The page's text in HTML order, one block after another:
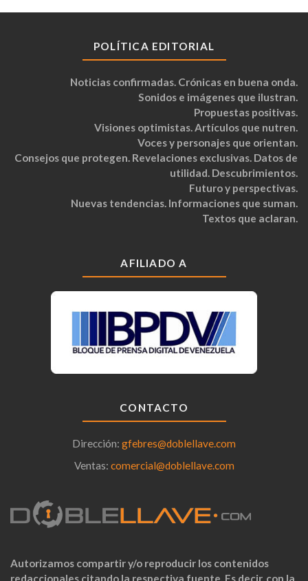
POLÍTICA EDITORIAL
Noticias confirmadas. Crónicas en buena onda.
Sonidos e imágenes que ilustran.
Propuestas positivas.
Visiones optimistas. Artículos que nutren.
Voces y personajes que orientan.
Consejos que protegen. Revelaciones exclusivas. Datos de
utilidad. Descubrimientos.
Futuro y perspectivas.
Nuevas tendencias. Informaciones que suman.
Textos que aclaran.
AFILIADO A
CONTACTO
Dirección: gfebres@doblellave.com
Ventas: comercial@doblellave.com
Autorizamos compartir y/o reproducir los contenidos
redaccionales citando la respectiva fuente. Es decir, con la